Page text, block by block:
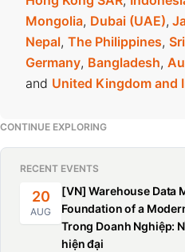
Mongolia, Dubai (UAE),
Nepal, The Philippines,
Germany, Bangladesh,
and United Kingdom and
CONTINUE EXPLORING
RECENT EVENTS
20
AUG
[VN] Warehouse Data
Foundation of a
Trong Doanh Nghiệp:
hiện đại